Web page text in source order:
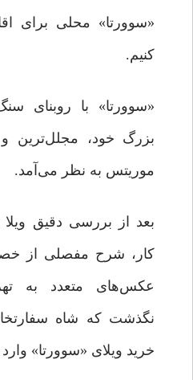
«سوورتا» محلی برای
کنیم.
«سوورتا» با روبنای
بزرگ خود، مجلل‌ترین و
موریتس به نظر می‌آمد.
بعد از بررسی دقیق
کار، شرح مفصلی از
عکس‌های متعدد به
نگذشت که شاه
خرید ویلای «سوورتا»‌